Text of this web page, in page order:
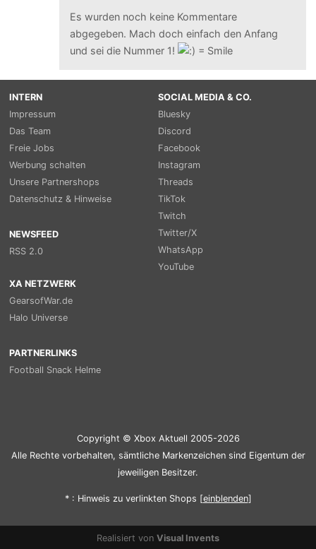
Es wurden noch keine Kommentare
abgegeben. Mach doch einfach den Anfang
und sei die Nummer 1!
INTERN
Impressum
Das Team
Freie Jobs
Werbung schalten
Unsere Partnershops
Datenschutz & Hinweise
NEWSFEED
RSS 2.0
SOCIAL MEDIA & CO.
Bluesky
Discord
Facebook
Instagram
Threads
TikTok
Twitch
Twitter/X
WhatsApp
YouTube
XA NETZWERK
GearsofWar.de
Halo Universe
PARTNERLINKS
Football Snack Helme
Copyright © Xbox Aktuell 2005-2026
Alle Rechte vorbehalten, sämtliche Markenzeichen sind Eigentum der
jeweiligen Besitzer.
* : Hinweis zu verlinkten Shops [einblenden]
Realisiert von Visual Invents